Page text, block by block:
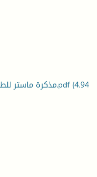
مذكرة ماستر للطالبة محمودي مرية تسويق الخدمات.pdf(4.94